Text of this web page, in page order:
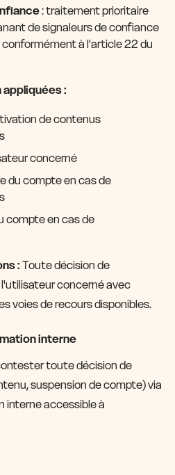
: traitement prioritaire
de signaleurs de confiance
conformément à l'article 22 du
:
de contenus
concerné
du compte en cas de
compte en cas de
: Toute décision de
concerné avec
voies de recours disponibles.
interne
toute décision de
suspension de compte) via
interne accessible à